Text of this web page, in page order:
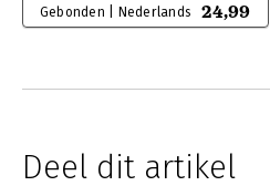
Gebonden | Nederlands 24,99
Deel dit artikel